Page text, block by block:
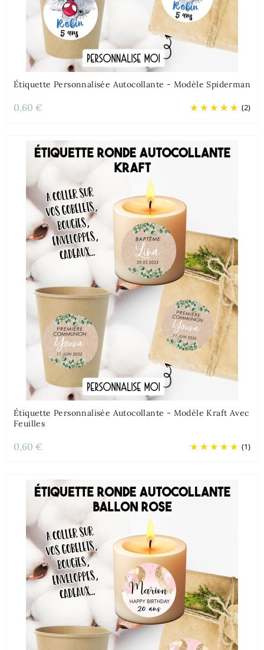
Étiquette Personnalisée Autocollante - Modèle Spiderman
(2)
0,60 €
Étiquette Personnalisée Autocollante - Modèle Kraft Avec
Feuilles
(1)
0,60 €